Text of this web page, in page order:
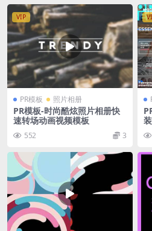
VIP
PR模板 照片相册
PR模板-时尚酷炫照片相册快
速转场动画视频模板
552 3
e